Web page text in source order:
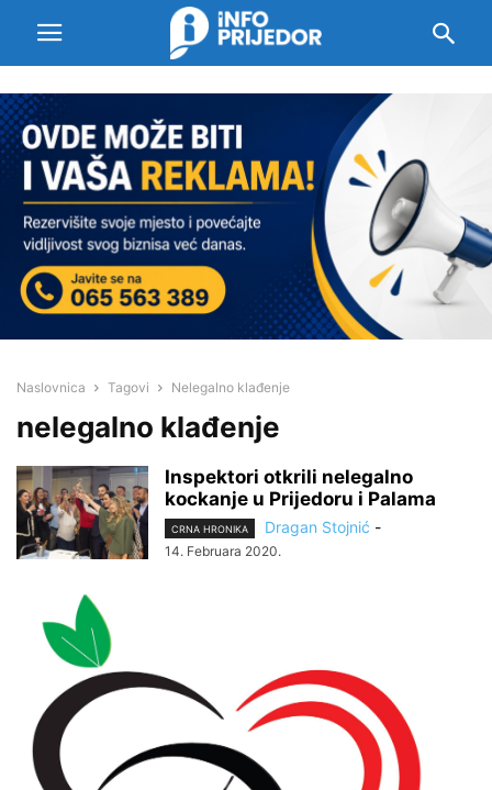
Naslovnica Tagovi Nelegalno klađenje
nelegalno klađenje
Inspektori otkrili nelegalno
kockanje u Prijedoru i Palama
CRNA HRONIKA Dragan Stojnić -
14. Februara 2020.